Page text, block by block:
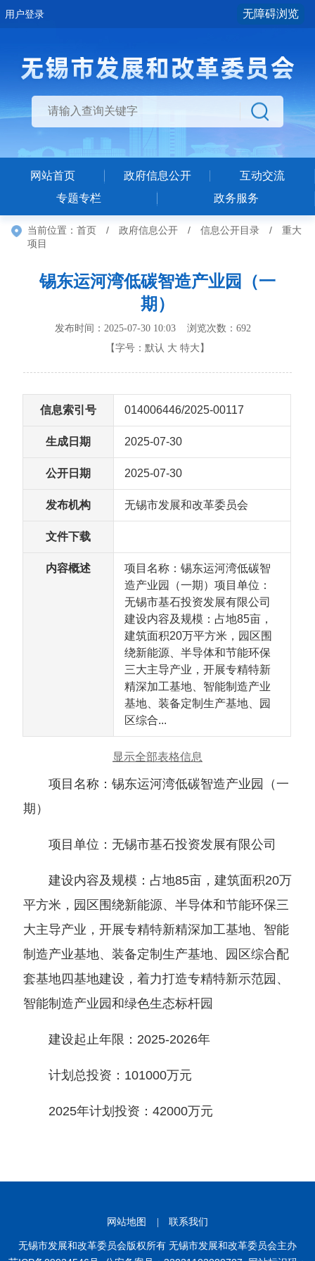
用户登录 无障碍浏览
网站首页 政府信息公开
互动交流
专题专栏
政务服务
当前位置： 首页 / 政府信息公开 / 信息公开目录 /
重大
项目
锡东运河湾低碳智造产业园（一
期）
发布时间：2025-07-30 10:03 浏览次数： 692
【字号： 默认 大 特大 】
信息索引号 014006446/2025-00117
生成日期 2025-07-30
公开日期 2025-07-30
发布机构 无锡市发展和改革委员会
文件下载
内容概述
项目名称：锡东运河湾低碳智
造产业园（一期）项目单位：
无锡市基石投资发展有限公司
建设内容及规模：占地85亩，
建筑面积20万平方米，园区围
绕新能源、半导体和节能环保
三大主导产业，开展专精特新
精深加工基地、智能制造产业
基地、装备定制生产基地、园
区综合...
显示全部表格信息
项目名称：锡东运河湾低碳智造产业园（一
期）
项目单位：无锡市基石投资发展有限公司
建设内容及规模：占地85亩，建筑面积20万
平方米，园区围绕新能源、半导体和节能环保三
大主导产业，开展专精特新精深加工基地、智能
制造产业基地、装备定制生产基地、园区综合配
套基地四基地建设，着力打造专精特新示范园、
智能制造产业园和绿色生态标杆园
建设起止年限：2025-2026年
计划总投资：101000万元
2025年计划投资：42000万元
网站地图 联系我们
无锡市发展和改革委员会版权所有 无锡市发展和改革委员会主办